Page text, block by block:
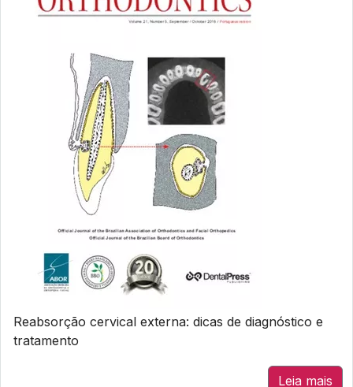
Reabsorção cervical externa: dicas de diagnóstico e
tratamento
Leia mais